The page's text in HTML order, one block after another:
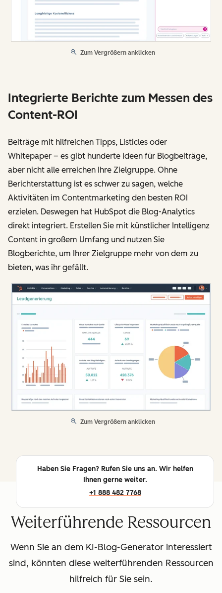
Zum Vergrößern anklicken
Integrierte Berichte zum Messen des
Content-ROI
Beiträge mit hilfreichen Tipps, Listicles oder
Whitepaper – es gibt hunderte Ideen für Blogbeiträge,
aber nicht alle erreichen Ihre Zielgruppe. Ohne
Berichterstattung ist es schwer zu sagen, welche
Aktivitäten im Contentmarketing den besten ROI
erzielen. Deswegen hat HubSpot die Blog-Analytics
direkt integriert. Erstellen Sie mit künstlicher Intelligenz
Content in großem Umfang und nutzen Sie
Blogberichte, um Ihrer Zielgruppe mehr von dem zu
bieten, was ihr gefällt.
Zum Vergrößern anklicken
Haben Sie Fragen? Rufen Sie uns an. Wir helfen
Ihnen gerne weiter.
+1 888 482 7768
Weiterführende Ressourcen
Wenn Sie an dem KI-Blog-Generator interessiert
sind, könnten diese weiterführenden Ressourcen
hilfreich für Sie sein.